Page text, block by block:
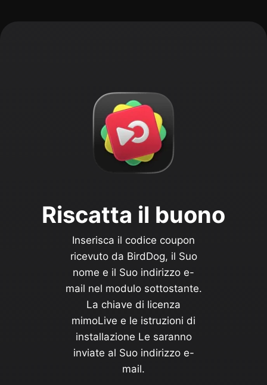
Riscatta il buono
Inserisca il codice coupon
ricevuto da BirdDog, il Suo
nome e il Suo indirizzo e-
mail nel modulo sottostante.
La chiave di licenza
mimoLive e le istruzioni di
installazione Le saranno
inviate al Suo indirizzo e-
mail.